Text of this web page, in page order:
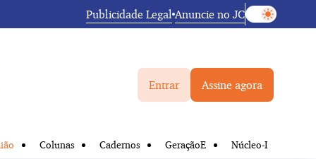
Publicidade Legal Anuncie no JC
Entrar Assine agora
Colunas Cadernos GeraçãoE Núcleo-I